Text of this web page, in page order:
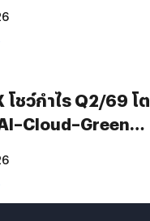
โชว์กำไร Q2/69 โต
เร่งเครื่อง New